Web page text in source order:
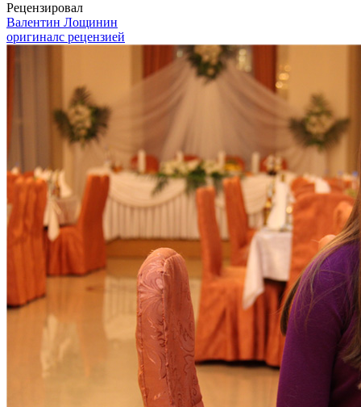
Рецензировал
Валентин Лощинин
оригиналс рецензией